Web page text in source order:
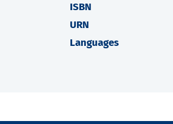
ISBN
URN
Languages